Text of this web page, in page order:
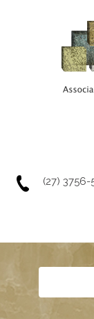
(27) 3756-